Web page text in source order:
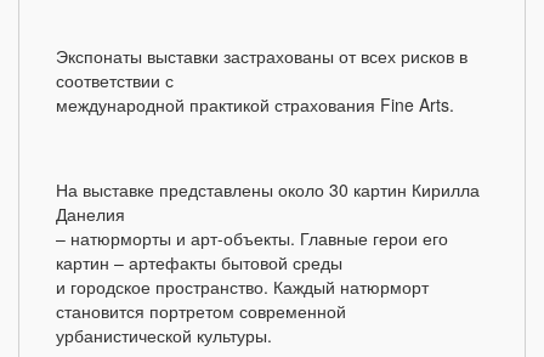
Экспонаты выставки застрахованы от всех рисков в
соответствии с
международной практикой страхования Fine Arts.
На выставке представлены около 30 картин Кирилла
Данелия
– натюрморты и арт-объекты. Главные герои его
картин – артефакты бытовой среды
и городское пространство. Каждый натюрморт
становится портретом современной
урбанистической культуры.